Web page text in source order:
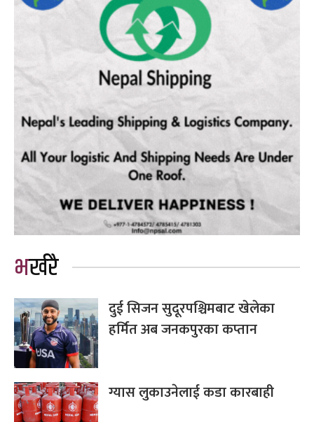
भर्खरै
दुई सिजन सुदूरपश्चिमबाट खेलेका
हर्मित अब जनकपुरका कप्तान
ग्यास लुकाउनेलाई कडा कारबाही